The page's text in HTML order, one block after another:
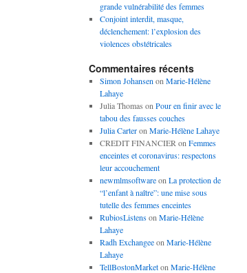
grande vulnérabilité des femmes
Conjoint interdit, masque,
déclenchement: l’explosion des
violences obstétricales
Commentaires récents
Simon Johansen on Marie-Hélène
Lahaye
Julia Thomas on Pour en finir avec le
tabou des fausses couches
Julia Carteron Marie-Hélène Lahaye
CREDIT FINANCIER on Femmes
enceintes et coronavirus: respectons
leur accouchement
newmlmsoftwareon La protection de
“l’enfant à naître”: une mise sous
tutelle des femmes enceintes
RubiosListenson Marie-Hélène
Lahaye
Radh Exchangeeon Marie-Hélène
Lahaye
TellBostonMarketon Marie-Hélène